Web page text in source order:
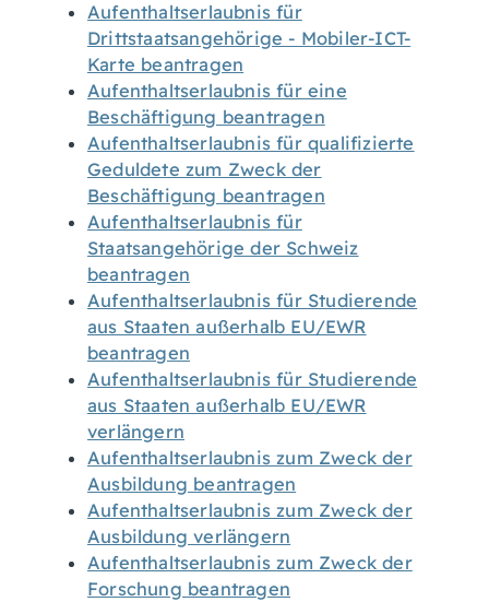
Aufenthaltserlaubnis für
Drittstaatsangehörige - Mobiler-ICT-
Karte beantragen
Aufenthaltserlaubnis für eine
Beschäftigung beantragen
Aufenthaltserlaubnis für qualifizierte
Geduldete zum Zweck der
Beschäftigung beantragen
Aufenthaltserlaubnis für
Staatsangehörige der Schweiz
beantragen
Aufenthaltserlaubnis für Studierende
aus Staaten außerhalb EU/EWR
beantragen
Aufenthaltserlaubnis für Studierende
aus Staaten außerhalb EU/EWR
verlängern
Aufenthaltserlaubnis zum Zweck der
Ausbildung beantragen
Aufenthaltserlaubnis zum Zweck der
Ausbildung verlängern
Aufenthaltserlaubnis zum Zweck der
Forschung beantragen